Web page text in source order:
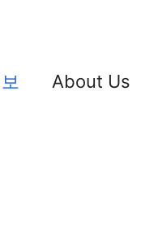
About Us